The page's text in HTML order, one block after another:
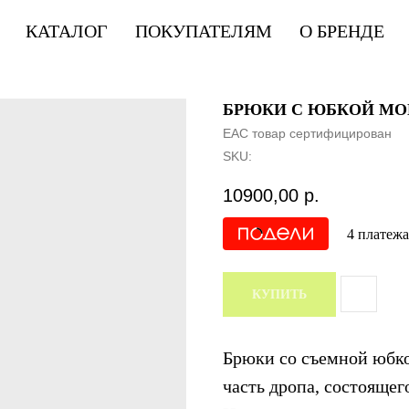
КАТАЛОГ ПОКУПАТЕЛЯМ О БРЕНДЕ
БРЮКИ С ЮБКОЙ
EAC товар сертифицирован
SKU:
10900,00 р.
4
КУПИТЬ
Брюки со съемной
часть дропа,